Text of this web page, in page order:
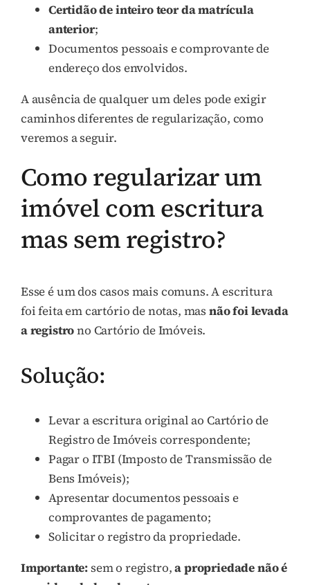
Certidão de inteiro teor da matrícula
anterior;
Documentos pessoais e comprovante de
endereço dos envolvidos.
A ausência de qualquer um deles pode exigir
caminhos diferentes de regularização, como
veremos a seguir.
Como regularizar um
imóvel com escritura
mas sem registro?
Esse é um dos casos mais comuns. A escritura
foi feita em cartório de notas, mas não foi levada
a registrono Cartório de Imóveis.
Solução:
Levar a escritura original ao Cartório de
Registro de Imóveis correspondente;
Pagar o ITBI (Imposto de Transmissão de
Bens Imóveis);
Apresentar documentos pessoais e
comprovantes de pagamento;
Solicitar o registro da propriedade.
Importante:sem o registro,a propriedade não é